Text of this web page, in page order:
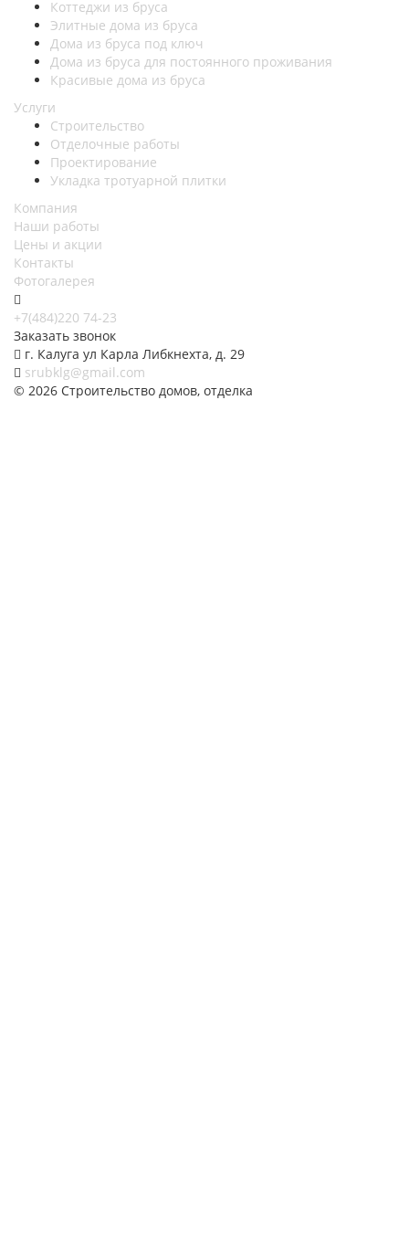
Коттеджи из бруса
Элитные дома из бруса
Дома из бруса под ключ
Дома из бруса для постоянного проживания
Красивые дома из бруса
Услуги
Строительство
Отделочные работы
Проектирование
Укладка тротуарной плитки
Компания
Наши работы
Цены и акции
Контакты
Фотогалерея
+7(484)220 74-23
Заказать звонок
г. Калуга ул Карла Либкнехта, д. 29
srubklg@gmail.com
© 2026 Строительство домов, отделка